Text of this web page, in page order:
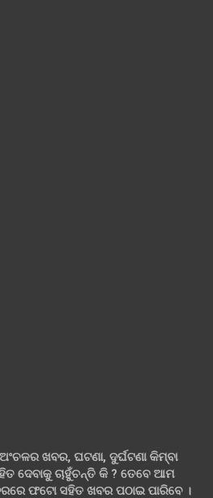
ଖବର, ଘଟଣା, ଦୁର୍ଘଟଣା କିମ୍ବା
ଦେବାକୁ ଚାହୁଁଚନ୍ତି କି ? ତେବେ ଆମ
ଫଟୋ ସହିତ ଖବର ପଠାଇ ପାରିବେ ।